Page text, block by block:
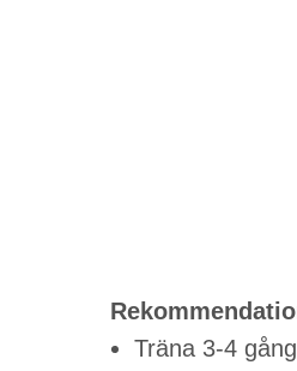
Träna 3-4